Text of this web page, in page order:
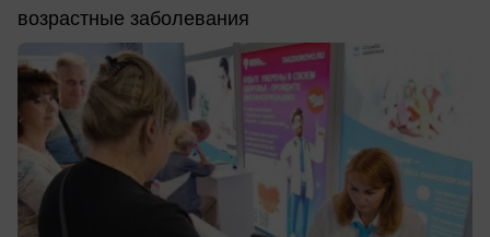
возрастные заболевания